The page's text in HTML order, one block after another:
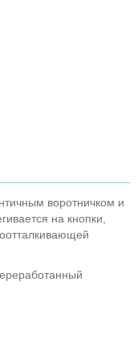
воротничком и
на кнопки,